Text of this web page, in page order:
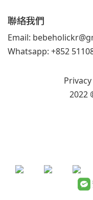
聯絡我們
Email:
Whatsapp: +852
2022